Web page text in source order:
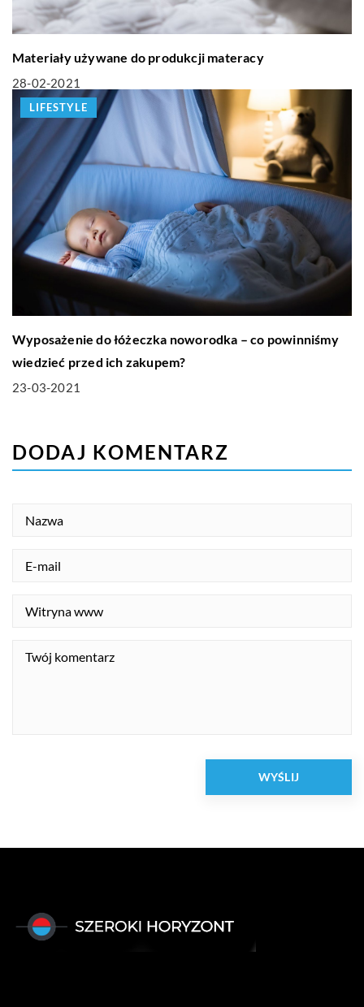
Materiały używane do produkcji materacy
28-02-2021
LIFESTYLE
Wyposażenie do łóżeczka noworodka – co powinniśmy
wiedzieć przed ich zakupem?
23-03-2021
DODAJ KOMENTARZ